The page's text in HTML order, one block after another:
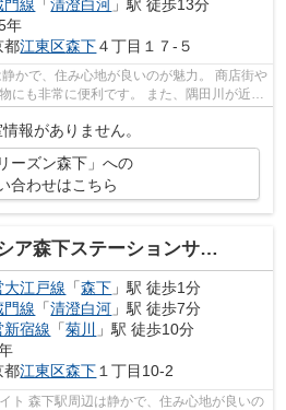
門線 「清澄白河 」駅 徒歩13分
年
都江東区森下４丁目１７-５
利です。 また、隅田川が近い
報がありません。
ーズン森下」への
合わせはこちら
ア森下ステーションサイト
大江戸線 「森下 」駅 徒歩1分
門線 「清澄白河 」駅 徒歩7分
新宿線 「菊川
」駅 徒歩10分
都江東区森下 １丁目10-2
良いの